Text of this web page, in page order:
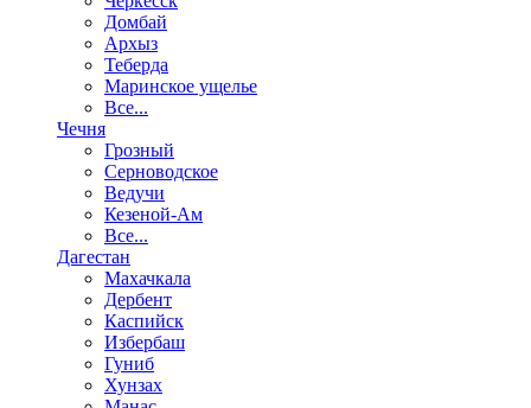
Домбай
Архыз
Теберда
Маринское ущелье
Все...
Чечня
Грозный
Серноводское
Ведучи
Кезеной-Ам
Все...
Дагестан
Махачкала
Дербент
Каспийск
Избербаш
Гуниб
Хунзах